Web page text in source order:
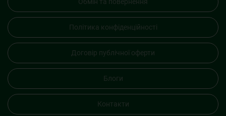
Політика конфіденційності
Договір публічної оферти
Блоги
Контакти